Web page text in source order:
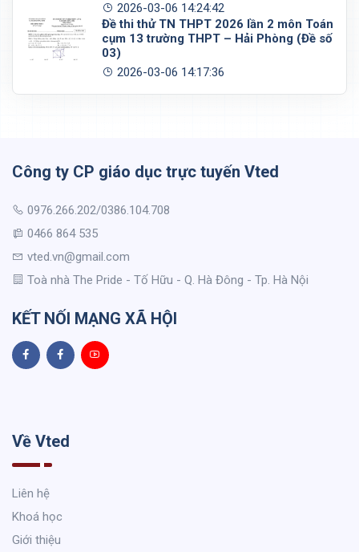
2026-03-06 14:24:42
Đề thi thử TN THPT 2026 lần 2 môn Toán
cụm 13 trường THPT – Hải Phòng (Đề số
03)
2026-03-06 14:17:36
Công ty CP giáo dục trực tuyến Vted
0976.266.202/0386.104.708
0466 864 535
vted.vn@gmail.com
Toà nhà The Pride - Tố Hữu - Q. Hà Đông - Tp. Hà Nội
KẾT NỐI MẠNG XÃ HỘI
Về Vted
Liên hệ
Khoá học
Giới thiệu